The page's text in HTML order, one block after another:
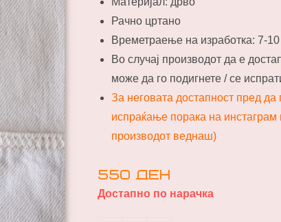
Рачно цртано
Времетраење на изработка: 7-
Во случај производот да е
може да го подигнете / се
За неговата достапност пред
испраќање порака на
производот веднаш)
550 ден
Достапно по нарачка